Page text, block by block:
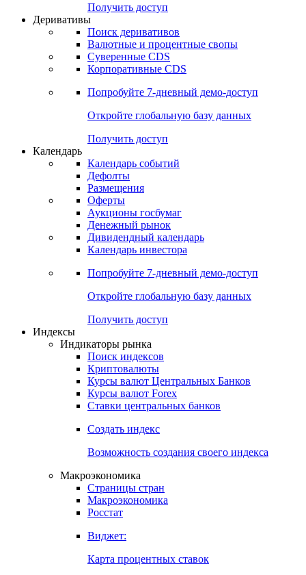
Получить доступ
Деривативы
Поиск деривативов
Валютные и процентные свопы
Суверенные CDS
Корпоративные CDS
Попробуйте 7-дневный демо-доступ
Откройте глобальную базу данных
Получить доступ
Календарь
Календарь событий
Дефолты
Размещения
Оферты
Аукционы госбумаг
Денежный рынок
Дивидендный календарь
Календарь инвестора
Попробуйте 7-дневный демо-доступ
Откройте глобальную базу данных
Получить доступ
Индексы
Индикаторы рынка
Поиск индексов
Криптовалюты
Курсы валют Центральных Банков
Курсы валют Forex
Ставки центральных банков
Создать индекс
Возможность создания своего индекса
Макроэкономика
Страницы стран
Макроэкономика
Росстат
Виджет:
Карта процентных ставок